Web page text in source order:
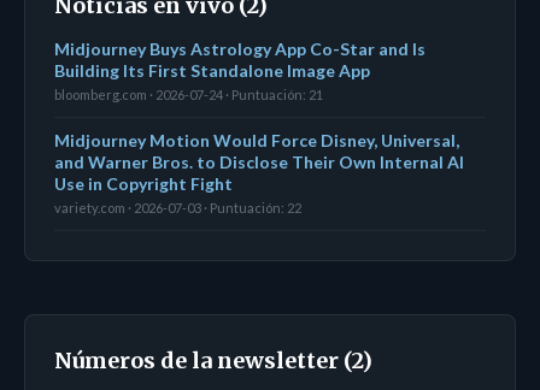
Midjourney Buys Astrology App Co-Star and Is
Building Its First Standalone Image App
bloomberg.com · 2026-07-24 · Puntuación: 21
Midjourney Motion Would Force Disney, Universal,
and Warner Bros. to Disclose Their Own Internal AI
Use in Copyright Fight
variety.com · 2026-07-03 · Puntuación: 22
Números de la newsletter (2)